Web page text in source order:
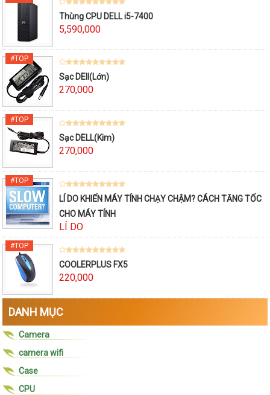
Thùng CPU DELL i5-7400
5,590,000
Sạc DEll(Lớn)
270,000
Sạc DELL(Kim)
270,000
LÍ DO KHIẾN MÁY TÍNH CHẠY CHẬM? CÁCH TĂNG TỐC
CHO MÁY TÍNH
LÍ DO
COOLERPLUS FX5
220,000
DANH MỤC
Camera
camera wifi
Case
CPU